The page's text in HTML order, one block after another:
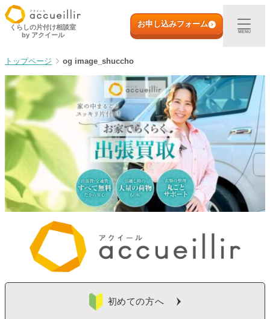
内
容
キ
ッ
初めての方へ
出張買取
宅配買取
店頭買取
ご利用実例
取扱アイテム
店舗一覧
くらしの片付け相談室
by アクイール
お申し込みフォーム
MENU
og image_shuccho
初めての方へ